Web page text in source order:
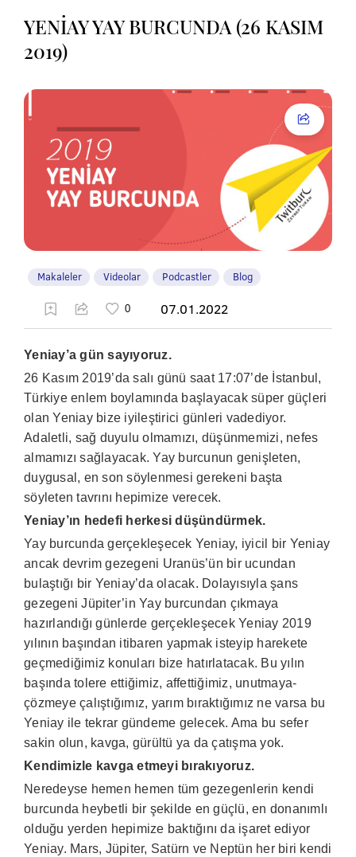
YENİAY YAY BURCUNDA (26 KASIM
2019)
Makaleler Videolar Podcastler Blog
07.01.2022
Yeniay’a gün sayıyoruz.
26 Kasım 2019’da salı günü saat 17:07’de İstanbul,
Türkiye enlem boylamında başlayacak süper güçleri
olan Yeniay bize iyileştirici günleri vadediyor.
Adaletli, sağ duyulu olmamızı, düşünmemizi, nefes
almamızı sağlayacak. Yay burcunun genişleten,
duygusal, en son söylenmesi gerekeni başta
söyleten tavrını hepimize verecek.
Yeniay’ın hedefi herkesi düşündürmek.
Yay burcunda gerçekleşecek Yeniay, iyicil bir Yeniay
ancak devrim gezegeni Uranüs’ün bir ucundan
bulaştığı bir Yeniay’da olacak. Dolayısıyla şans
gezegeni Jüpiter’in Yay burcundan çıkmaya
hazırlandığı günlerde gerçekleşecek Yeniay 2019
yılının başından itibaren yapmak isteyip harekete
geçmediğimiz konuları bize hatırlatacak. Bu yılın
başında tolere ettiğimiz, affettiğimiz, unutmaya-
çözmeye çalıştığımız, yarım bıraktığımız ne varsa bu
Yeniay ile tekrar gündeme gelecek. Ama bu sefer
sakin olun, kavga, gürültü ya da çatışma yok.
Kendimizle kavga etmeyi bırakıyoruz.
Neredeyse hemen hemen tüm gezegenlerin kendi
burcunda heybetli bir şekilde en güçlü, en donanımlı
olduğu yerden hepimize baktığını da işaret ediyor
Yeniay. Mars, Jüpiter, Satürn ve Neptün her biri kendi